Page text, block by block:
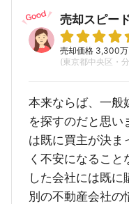
売却スピー
売却価格 3,300万
(東京都中央区・
本来ならば、一般
を探すのだと思い
は既に買主が決ま
く不安になるこ
した会社には既に
別の不動産会社の